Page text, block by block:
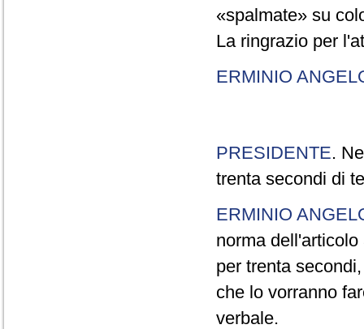
«spalmate» su
La ringrazio per
ERMINIO
PRESIDENTE.
trenta secondi di
ERMINIO
norma
per trenta
che lo vorranno
verbale.